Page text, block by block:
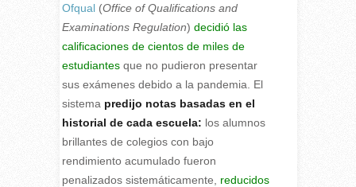
Ofqual(Office of Qualifications and
Examinations Regulation) decidió las
calificaciones de cientos de miles de
estudiantesque no pudieron presentar
sus exámenes debido a la pandemia. El
sistema predijo notas basadas en el
historial de cada escuela: los alumnos
brillantes de colegios con bajo
rendimiento acumulado fueron
penalizados sistemáticamente, reducidos